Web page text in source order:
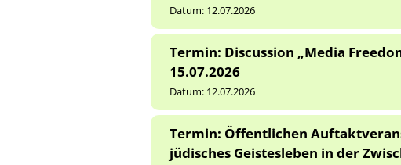
Datum: 12.07.2026
Termin: Discussion „Media
15.07.2026
Datum: 12.07.2026
Termin: Öffentlichen
jüdisches Geistesleben in der